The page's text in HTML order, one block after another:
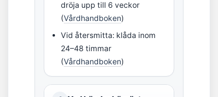
dröja upp till 6 veckor
(Vårdhandboken)
Vid återsmitta: klåda inom
24–48 timmar
(Vårdhandboken)